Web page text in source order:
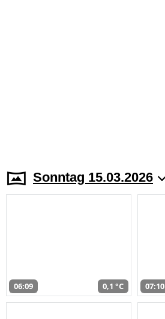
Sonntag 15.03.2026
06:09 0,1 °C 07:10